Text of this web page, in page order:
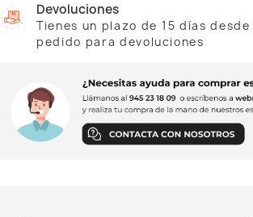
Devoluciones
Tienes un plazo de 15 días
pedido para devoluciones